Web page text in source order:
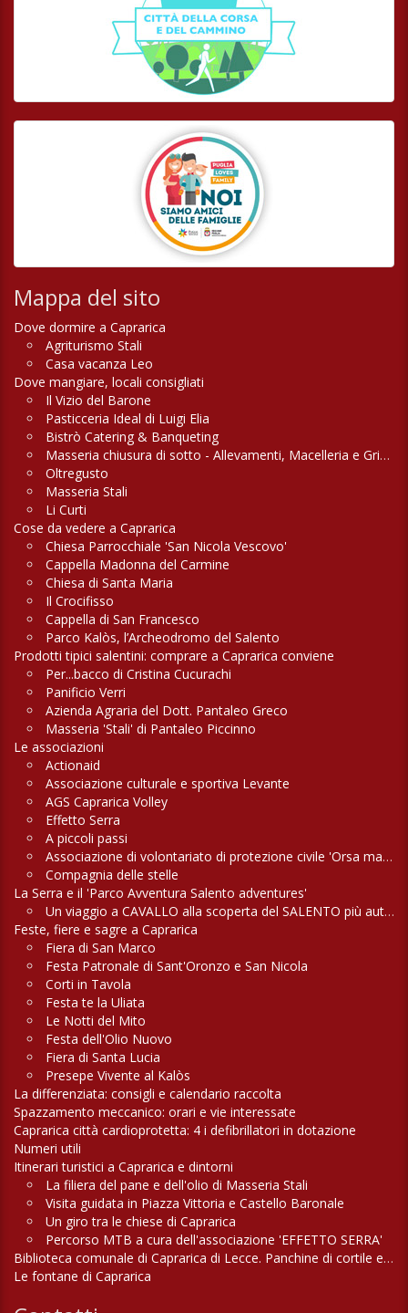
Mappa del sito
Dove dormire a Caprarica
Agriturismo Stali
Casa vacanza Leo
Dove mangiare, locali consigliati
Il Vizio del Barone
Pasticceria Ideal di Luigi Elia
Bistrò Catering & Banqueting
Masseria chiusura di sotto - Allevamenti, Macelleria e Griglieria
Oltregusto
Masseria Stali
Li Curti
Cose da vedere a Caprarica
Chiesa Parrocchiale 'San Nicola Vescovo'
Cappella Madonna del Carmine
Chiesa di Santa Maria
Il Crocifisso
Cappella di San Francesco
Parco Kalòs, l’Archeodromo del Salento
Prodotti tipici salentini: comprare a Caprarica conviene
Per...bacco di Cristina Cucurachi
Panificio Verri
Azienda Agraria del Dott. Pantaleo Greco
Masseria 'Stali' di Pantaleo Piccinno
Le associazioni
Actionaid
Associazione culturale e sportiva Levante
AGS Caprarica Volley
Effetto Serra
A piccoli passi
Associazione di volontariato di protezione civile 'Orsa maggiore'
Compagnia delle stelle
La Serra e il 'Parco Avventura Salento adventures'
Un viaggio a CAVALLO alla scoperta del SALENTO più autentico
Feste, fiere e sagre a Caprarica
Fiera di San Marco
Festa Patronale di Sant'Oronzo e San Nicola
Corti in Tavola
Festa te la Uliata
Le Notti del Mito
Festa dell'Olio Nuovo
Fiera di Santa Lucia
Presepe Vivente al Kalòs
La differenziata: consigli e calendario raccolta
Spazzamento meccanico: orari e vie interessate
Caprarica città cardioprotetta: 4 i defibrillatori in dotazione
Numeri utili
Itinerari turistici a Caprarica e dintorni
La filiera del pane e dell'olio di Masseria Stali
Visita guidata in Piazza Vittoria e Castello Baronale
Un giro tra le chiese di Caprarica
Percorso MTB a cura dell'associazione 'EFFETTO SERRA'
Biblioteca comunale di Caprarica di Lecce. Panchine di cortile e di campagna
Le fontane di Caprarica